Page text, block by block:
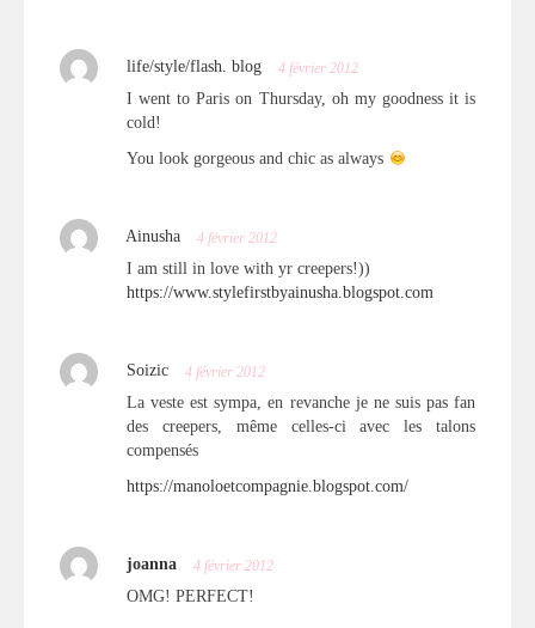
life/style/flash. blog 4 février 2012
I went to Paris on Thursday, oh my goodness it is
cold!
You look gorgeous and chic as always
Ainusha 4 février 2012
I am still in love with yr creepers!))
https://www.stylefirstbyainusha.blogspot.com
Soizic 4 février 2012
La veste est sympa, en revanche je ne suis pas fan
des creepers, même celles-ci avec les talons
compensés
https://manoloetcompagnie.blogspot.com/
joanna 4 février 2012
OMG! PERFECT!